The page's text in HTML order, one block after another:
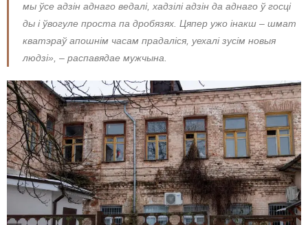
мы ўсе адзін аднаго ведалі, хадзілі адзін да аднаго ў госці
ды і ўвогуле проста па дробязях. Цяпер ужо інакш – шмат
кватэраў апошнім часам прадаліся, уехалі зусім новыя
людзі», – распавядае мужчына.